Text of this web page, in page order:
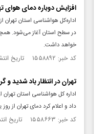
افزایش دوباره دمای هوای
اداره‌کل هواشناسی استان تهران
در سطح استان آغاز می‌شود.
خواهد داشت.
کد خبر: ۱۵۵۸۸۹۲ تاریخ انتشار : ۱۴۰۵/۰۴/۲۱
تهران در انتظار باد شدید
اداره کل هواشناسی استان
داد و اعلام کرد دمای تهران از
کد خبر: ۱۵۵۸۶۶۳ تاریخ انتشار : ۱۴۰۵/۰۴/۱۹